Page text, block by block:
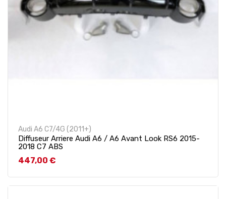
Audi A6 C7/4G (2011+)
Diffuseur Arriere Audi A6 / A6 Avant Look RS6 2015-
2018 C7 ABS
Prix
447,00 €